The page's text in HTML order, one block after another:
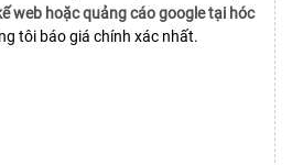
web hoặc quảng cáo google tại hóc
tôi báo giá chính xác nhất.